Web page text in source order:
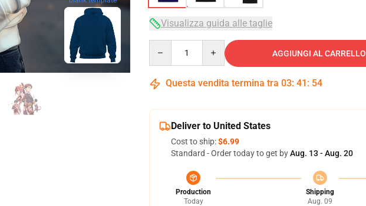
Visualizza guida alle taglie
AGGIUNGI AL CARRELLO
Questa vendita termina tra 03: 41 : 53
Deliver to United States
Cost to ship:$6.99
Standard - Order today to get byAug. 13 - Aug. 20
Production
Today
Shipping
Aug. 09